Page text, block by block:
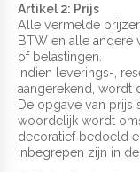
Artikel 2: Prijs
Alle vermelde
BTW en alle andere
of belastingen.
Indien leverings-,
aangerekend, wordt
De opgave van prijs
woordelijk wordt
decoratief bedoeld
inbegrepen zijn in de